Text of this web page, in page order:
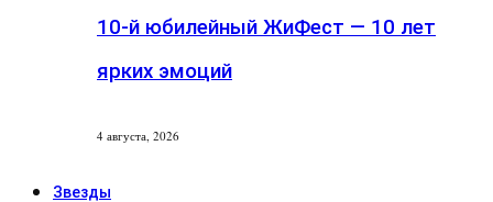
10-й юбилейный ЖиФест — 10 лет
ярких эмоций
4 августа, 2026
Звезды